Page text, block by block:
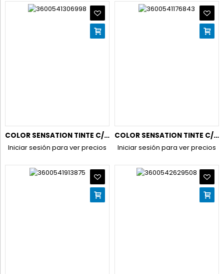
COLOR SENSATION TINTE C/PINCEL 7.0 RUBIO
Iniciar sesión para ver precios
COLOR SENSATION TINTE C/PINCEL 8.0 RUBIO CLARO
Iniciar sesión para ver precios